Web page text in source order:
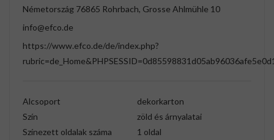
Németország 76865 Rohrbach, Grosse Ahlmühle 10
info@efco.de
https://www.efco.de/de/index.php?
Alcsoport
dekorkarton
Szín
zöld és árnyalatai
Színezett oldalak száma
1 oldal